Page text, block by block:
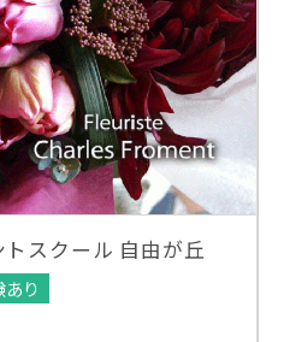
スクール 自由が丘
あり